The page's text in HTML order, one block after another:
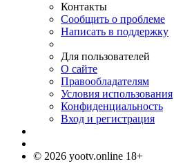
Контакты
Сообщить о проблеме
Написать в поддержку
Для пользователей
О сайте
Правообладателям
Условия использования
Конфиденциальность
Вход и регистрация
© 2026 yootv.online 18+